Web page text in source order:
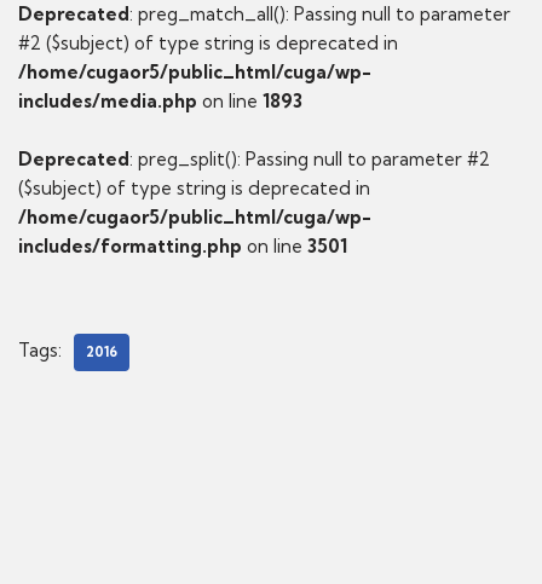
Deprecated: preg_match_all(): Passing null to parameter
#2 ($subject) of type string is deprecated in
/home/cugaor5/public_html/cuga/wp-
includes/media.php on line 1893
Deprecated: preg_split(): Passing null to parameter #2
($subject) of type string is deprecated in
/home/cugaor5/public_html/cuga/wp-
includes/formatting.php on line 3501
Tags: 2016